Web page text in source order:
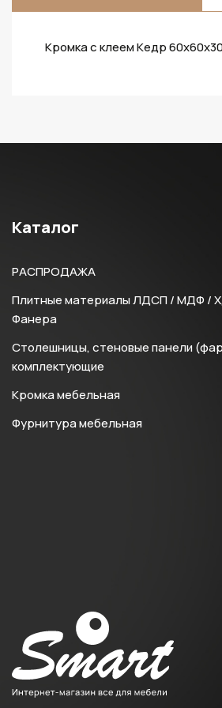
Кромка с клеем Кедр
Каталог
РАСПРОДАЖА
Плитные материалы ЛДСП / МДФ /
Фанера
Столешницы, стеновые панели
комплектующие
Кромка мебельная
Фурнитура мебельная